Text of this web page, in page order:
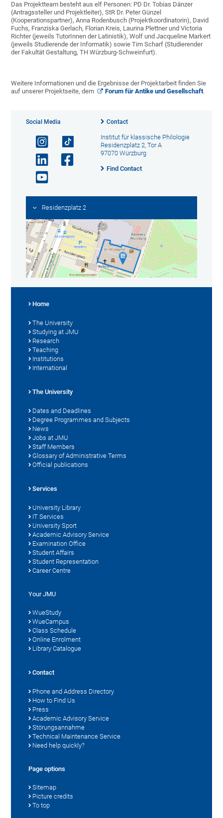
Das Projektteam besteht aus elf Personen: PD Dr. Tobias Dänzer
(Antragssteller und Projektleiter), StR Dr. Peter Günzel
(Kooperationspartner), Anna Rodenbusch (Projektkoordinatorin), David
Fuchs, Franziska Gerlach, Florian Kreis, Laurina Plettner und Victoria
Richter (jeweils TutorInnen der Latinistik), Wolf und Jacqueline Markert
(jeweils Studierende der Informatik) sowie Tim Scharf (Studierender
der Fakultät Gestaltung, TH Würzburg-Schweinfurt).
Weitere Informationen und die Ergebnisse der Projektarbeit finden Sie
auf unserer Projektseite, dem
Forum für Antike und Gesellschaft.
Social Media Contact
Institut für klassische Philologie
Residenzplatz 2, Tor A
97070 Würzburg
Find Contact
Residenzplatz 2
Home
The University
Studying at JMU
Research
Teaching
Institutions
International
The University
Dates and Deadlines
Degree Programmes and Subjects
News
Jobs at JMU
Staff Members
Glossary of Administrative Terms
Official publications
Services
University Library
IT Services
University Sport
Academic Advisory Service
Examination Office
Student Affairs
Student Representation
Career Centre
Your JMU
WueStudy
WueCampus
Class Schedule
Online Enrolment
Library Catalogue
Contact
Phone and Address Directory
How to Find Us
Press
Academic Advisory Service
Störungsannahme
Technical Maintenance Service
Need help quickly?
Page options
Sitemap
Picture credits
To top